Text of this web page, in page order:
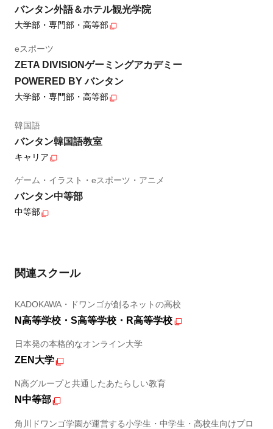
バンタン外語＆ホテル観光学院
大学部・専門部・高等部
eスポーツ
ZETA DIVISIONゲーミングアカデミー
POWERED BY バンタン
大学部・専門部・高等部
韓国語
バンタン韓国語教室
キャリア
ゲーム・イラスト・eスポーツ・アニメ
バンタン中等部
中等部
関連スクール
KADOKAWA・ドワンゴが創るネットの高校
N高等学校・S高等学校・R高等学校
日本発の本格的なオンライン大学
ZEN大学
N高グループと共通したあたらしい教育
N中等部
角川ドワンゴ学園が運営する小学生・中学生・高校生向けプロ